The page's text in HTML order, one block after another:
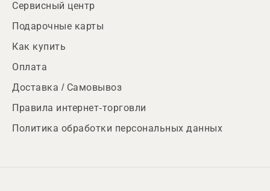
Сервисный центр
Подарочные карты
Как купить
Оплата
Доставка / Самовывоз
Правила интернет-торговли
Политика обработки персональных данных